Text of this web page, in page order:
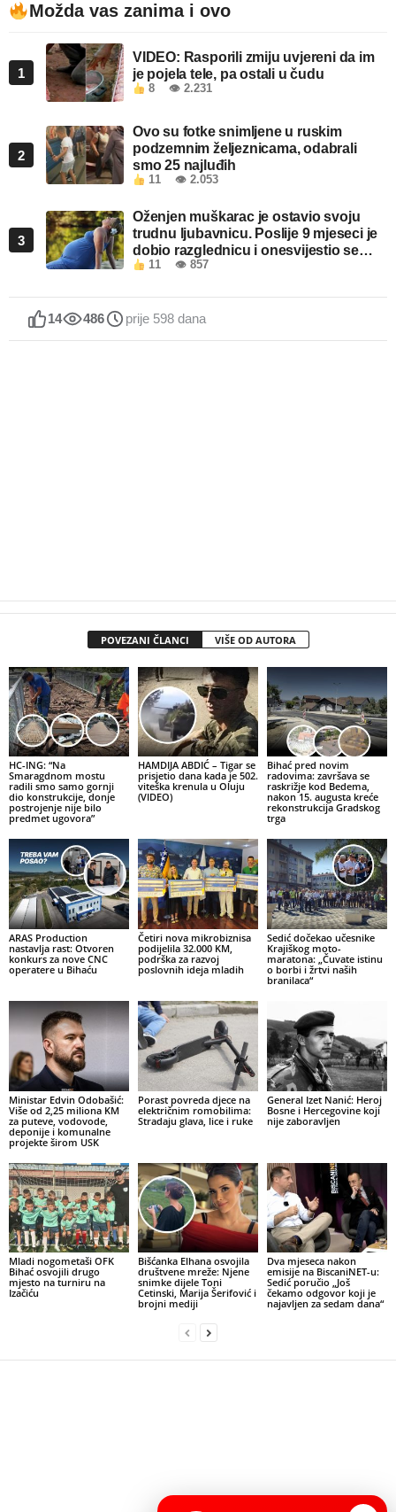
Možda vas zanima i ovo
1
VIDEO: Rasporili zmiju uvjereni da im
je pojela tele, pa ostali u čudu
8 👁 2.231
2
Ovo su fotke snimljene u ruskim
podzemnim željeznicama, odabrali
smo 25 najluđih
11 👁 2.053
3
Oženjen muškarac je ostavio svoju
trudnu ljubavnicu. Poslije 9 mjeseci je
dobio razglednicu i onesvijestio se
kada je pročitao šta piše!
11 👁 857
14 486 prije 598 dana
POVEZANI ČLANCI VIŠE OD AUTORA
HC-ING: “Na
Smaragdnom mostu
radili smo samo gornji
dio konstrukcije, donje
postrojenje nije bilo
predmet ugovora”
HAMDIJA ABDIĆ – Tigar se
prisjetio dana kada je 502.
viteška krenula u Oluju
(VIDEO)
Bihać pred novim
radovima: završava se
raskrižje kod Bedema,
nakon 15. augusta kreće
rekonstrukcija Gradskog
trga
ARAS Production
nastavlja rast: Otvoren
konkurs za nove CNC
operatere u Bihaću
Četiri nova mikrobiznisa
podijelila 32.000 KM,
podrška za razvoj
poslovnih ideja mladih
Sedić dočekao učesnike
Krajiškog moto-
maratona: „Čuvate istinu
o borbi i žrtvi naših
branilaca“
Ministar Edvin Odobašić:
Više od 2,25 miliona KM
za puteve, vodovode,
deponije i komunalne
projekte širom USK
Porast povreda djece na
električnim romobilima:
Stradaju glava, lice i ruke
General Izet Nanić: Heroj
Bosne i Hercegovine koji
nije zaboravljen
Mladi nogometaši OFK
Bihać osvojili drugo
mjesto na turniru na
Izačiću
Bišćanka Elhana osvojila
društvene mreže: Njene
snimke dijele Toni
Cetinski, Marija Šerifović i
brojni mediji
Dva mjeseca nakon
emisije na BiscaniNET-u:
Sedić poručio „Još
čekamo odgovor koji je
najavljen za sedam dana“